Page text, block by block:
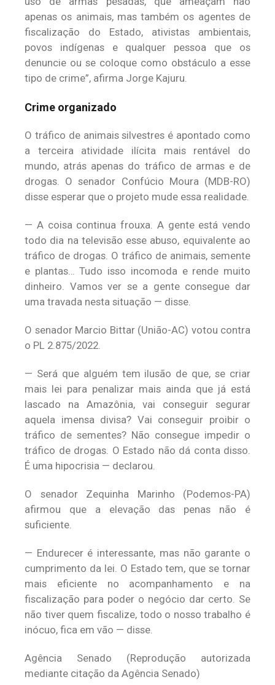
apenas os animais, mas também os agentes de
fiscalização do Estado, ativistas ambientais,
povos indígenas e qualquer pessoa que os
denuncie ou se coloque como obstáculo a esse
tipo de crime”, afirma Jorge Kajuru.
Crime organizado
O tráfico de animais silvestres é apontado como
a terceira atividade ilícita mais rentável do
mundo, atrás apenas do tráfico de armas e de
drogas. O senador Confúcio Moura (MDB-RO)
disse esperar que o projeto mude essa realidade.
— A coisa continua frouxa. A gente está vendo
todo dia na televisão esse abuso, equivalente ao
tráfico de drogas. O tráfico de animais, semente
e plantas… Tudo isso incomoda e rende muito
dinheiro. Vamos ver se a gente consegue dar
uma travada nesta situação — disse.
O senador Marcio Bittar (União-AC) votou contra
o PL 2.875/2022.
— Será que alguém tem ilusão de que, se criar
mais lei para penalizar mais ainda que já está
lascado na Amazônia, vai conseguir segurar
aquela imensa divisa? Vai conseguir proibir o
tráfico de sementes? Não consegue impedir o
tráfico de drogas. O Estado não dá conta disso.
É uma hipocrisia — declarou.
O senador Zequinha Marinho (Podemos-PA)
afirmou que a elevação das penas não é
suficiente.
— Endurecer é interessante, mas não garante o
cumprimento da lei. O Estado tem, que se tornar
mais eficiente no acompanhamento e na
fiscalização para poder o negócio dar certo. Se
não tiver quem fiscalize, todo o nosso trabalho é
inócuo, fica em vão — disse.
Agência Senado (Reprodução autorizada
mediante citação da Agência Senado)